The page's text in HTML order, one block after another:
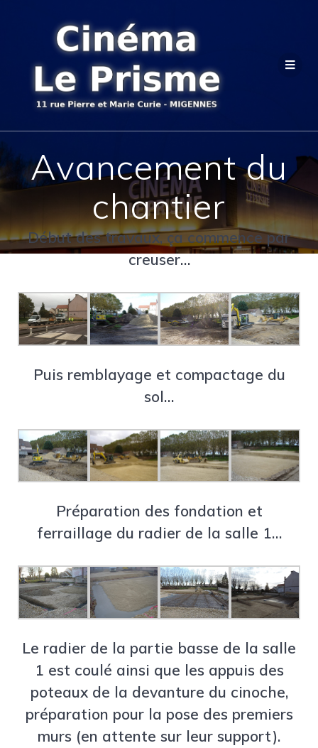
Avancement du
chantier
Début des travaux, ça commence par
creuser…
Puis remblayage et compactage du
sol…
Préparation des fondation et
ferraillage du radier de la salle 1…
Le radier de la partie basse de la salle
1 est coulé ainsi que les appuis des
poteaux de la devanture du cinoche,
préparation pour la pose des premiers
murs (en attente sur leur support).